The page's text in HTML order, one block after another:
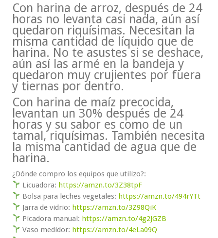
Con harina de arroz, después de 24
horas no levanta casi nada, aún así
quedaron riquísimas. Necesitan la
misma cantidad de líquido que de
harina. No te asustes si se deshace,
aún así las armé en la bandeja y
quedaron muy crujientes por fuera
y tiernas por dentro.
Con harina de maíz precocida,
levantan un 30% después de 24
horas y su sabor es como de un
tamal, riquísimas. También necesita
la misma cantidad de agua que de
harina.
¿Dónde compro los equipos que utilizo?:
Licuadora: https://amzn.to/3Z38tpF
Bolsa para leches vegetales: https://amzn.to/494rYTt
Jarra de vidrio: https://amzn.to/3Z98QiK
Picadora manual: https://amzn.to/4g2JGZB
Vaso medidor: https://amzn.to/4eLa09Q